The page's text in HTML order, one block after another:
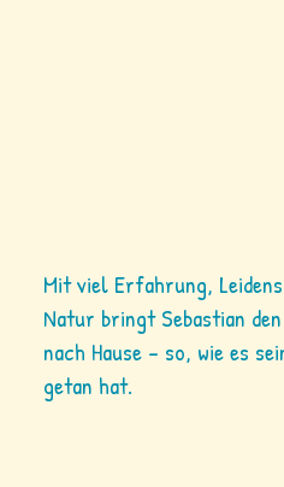
Mit viel Erfahrung,
Natur bringt Sebastian
nach Hause – so, wie es
getan hat.